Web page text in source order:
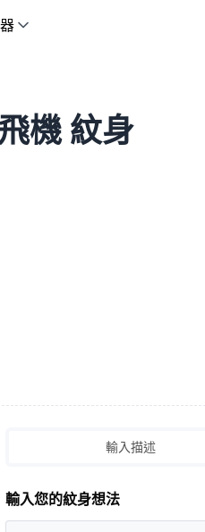
機 紋身
輸入描述
輸入您的紋身想法